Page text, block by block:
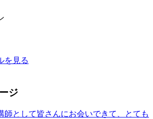
を見る
ジ
師として皆さんにお会いできて、とても